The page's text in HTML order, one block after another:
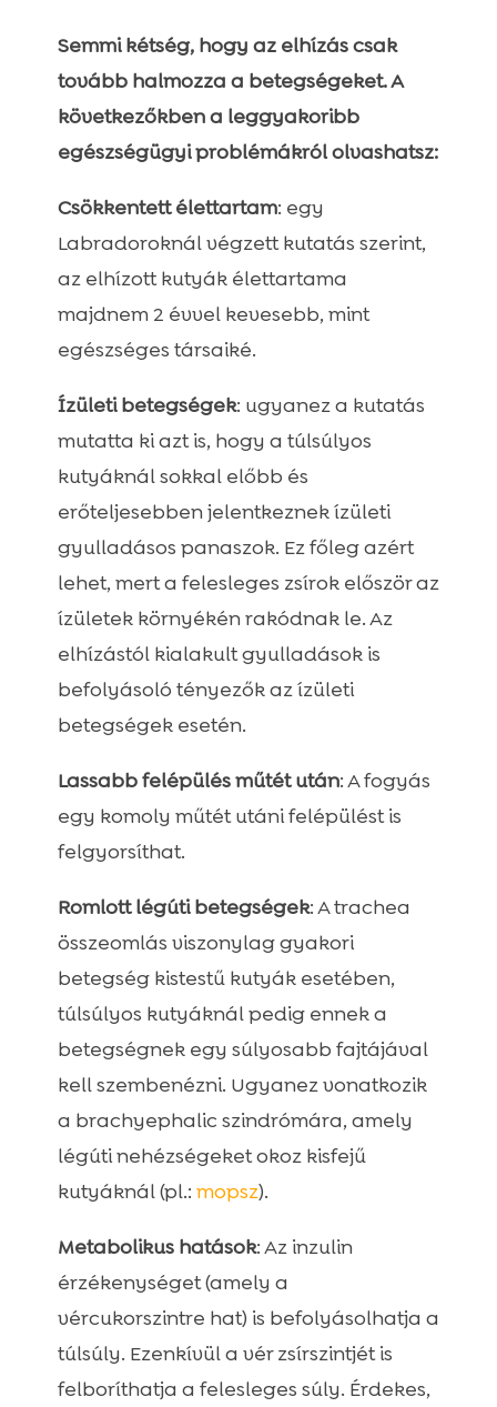
Semmi kétség, hogy az elhízás csak
tovább halmozza a betegségeket. A
következőkben a leggyakoribb
egészségügyi problémákról olvashatsz:
Csökkentett élettartam: egy
Labradoroknál végzett kutatás szerint,
az elhízott kutyák élettartama
majdnem 2 évvel kevesebb, mint
egészséges társaiké.
Ízületi betegségek: ugyanez a kutatás
mutatta ki azt is, hogy a túlsúlyos
kutyáknál sokkal előbb és
erőteljesebben jelentkeznek ízületi
gyulladásos panaszok. Ez főleg azért
lehet, mert a felesleges zsírok először az
ízületek környékén rakódnak le. Az
elhízástól kialakult gyulladások is
befolyásoló tényezők az ízületi
betegségek esetén.
Lassabb felépülés műtét után: A fogyás
egy komoly műtét utáni felépülést is
felgyorsíthat.
Romlott légúti betegségek: A trachea
összeomlás viszonylag gyakori
betegség kistestű kutyák esetében,
túlsúlyos kutyáknál pedig ennek a
betegségnek egy súlyosabb fajtájával
kell szembenézni. Ugyanez vonatkozik
a brachyephalic szindrómára, amely
légúti nehézségeket okoz kisfejű
kutyáknál (pl.: mopsz).
Metabolikus hatások: Az inzulin
érzékenységet (amely a
vércukorszintre hat) is befolyásolhatja a
túlsúly. Ezenkívül a vér zsírszintjét is
felboríthatja a felesleges súly. Érdekes,